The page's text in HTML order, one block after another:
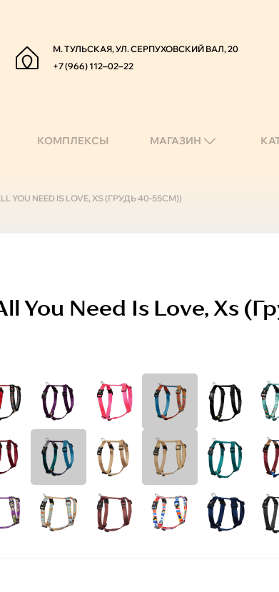
М. ТУЛЬСКАЯ, УЛ. СЕРПУХОВСКИЙ ВАЛ, 20
+7 (966) 112‒02‒22
КОМПЛЕКСЫ МАГАЗИН
NEED IS LOVE, XS (ГРУДЬ 40-55СМ))
You Need Is Love, Xs